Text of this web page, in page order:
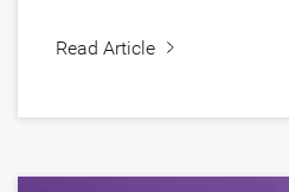
Read Article